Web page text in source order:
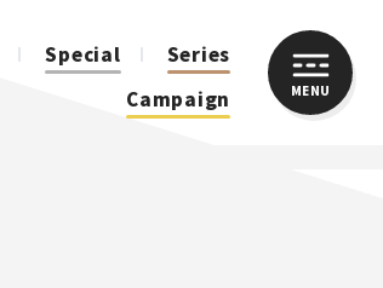
Special
Series
Campaign
MENU
CLOSE